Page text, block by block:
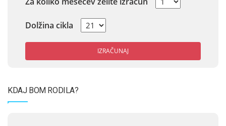
Dolžina cikla
IZRAČUNAJ
KDAJ BOM RODILA?